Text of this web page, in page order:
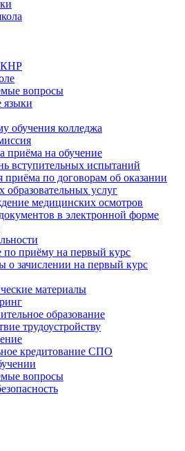
вопросы
языки
обучения колледжа
приёма на обучение
вступительных испытаний
приёма по договорам об оказании
образовательных услуг
медицинских осмотров
в электронной форме
приёму на первый курс
о зачислении на первый курс
материалы
образование
трудоустройству
кредитование СПО
вопросы